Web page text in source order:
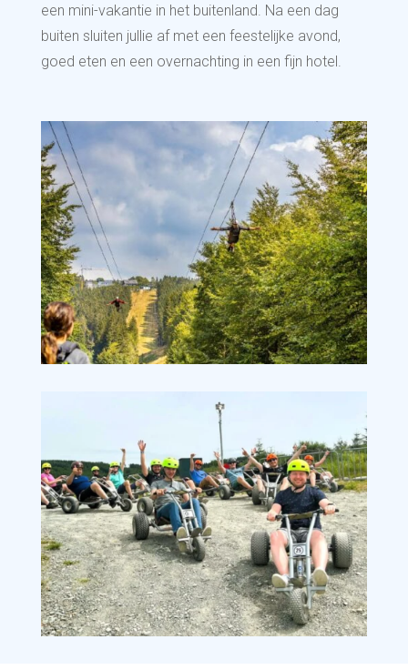
een mini-vakantie in het buitenland. Na een dag
buiten sluiten jullie af met een feestelijke avond,
goed eten en een overnachting in een fijn hotel.